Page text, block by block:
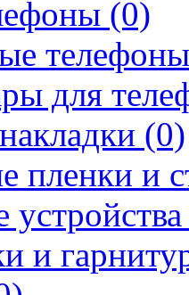
(0)
для
(0)
пленки и
и